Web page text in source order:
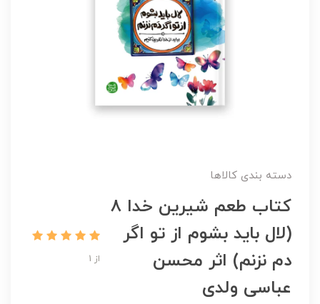
دسته بندی کالاها
کتاب طعم شیرین خدا 8
(لال باید بشوم از تو اگر
دم نزنم) اثر محسن
عباسی ولدی
از 1